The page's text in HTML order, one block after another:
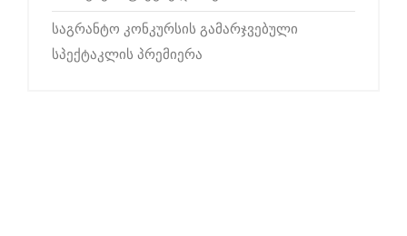
საგრანტო კონკურსის გამარჯვებული
სპექტაკლის პრემიერა